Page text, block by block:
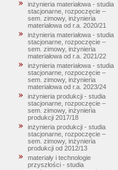
inżynieria materiałowa - studia
stacjonarne, rozpoczęcie –
sem. zimowy, inżynieria
materiałowa od r.a. 2020/21
inżynieria materiałowa - studia
stacjonarne, rozpoczęcie –
sem. zimowy, inżynieria
materiałowa od r.a. 2021/22
inżynieria materiałowa - studia
stacjonarne, rozpoczęcie –
sem. zimowy, inżynieria
materiałowa od r.a. 2023/24
inżynieria produkcji - studia
stacjonarne, rozpoczęcie –
sem. zimowy, inżynieria
produkcji 2017/18
inżynieria produkcji - studia
stacjonarne, rozpoczęcie –
sem. zimowy, inżynieria
produkcji od 2012/13
materiały i technologie
przyszłości - studia